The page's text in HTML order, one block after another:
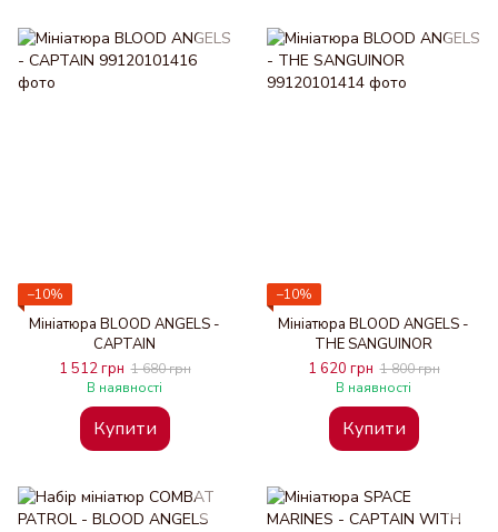
−10%
Мініатюра BLOOD ANGELS -
CAPTAIN
1 512 грн 1 680 грн
В наявності
Купити
−10%
Мініатюра BLOOD ANGELS -
THE SANGUINOR
1 620 грн 1 800 грн
В наявності
Купити